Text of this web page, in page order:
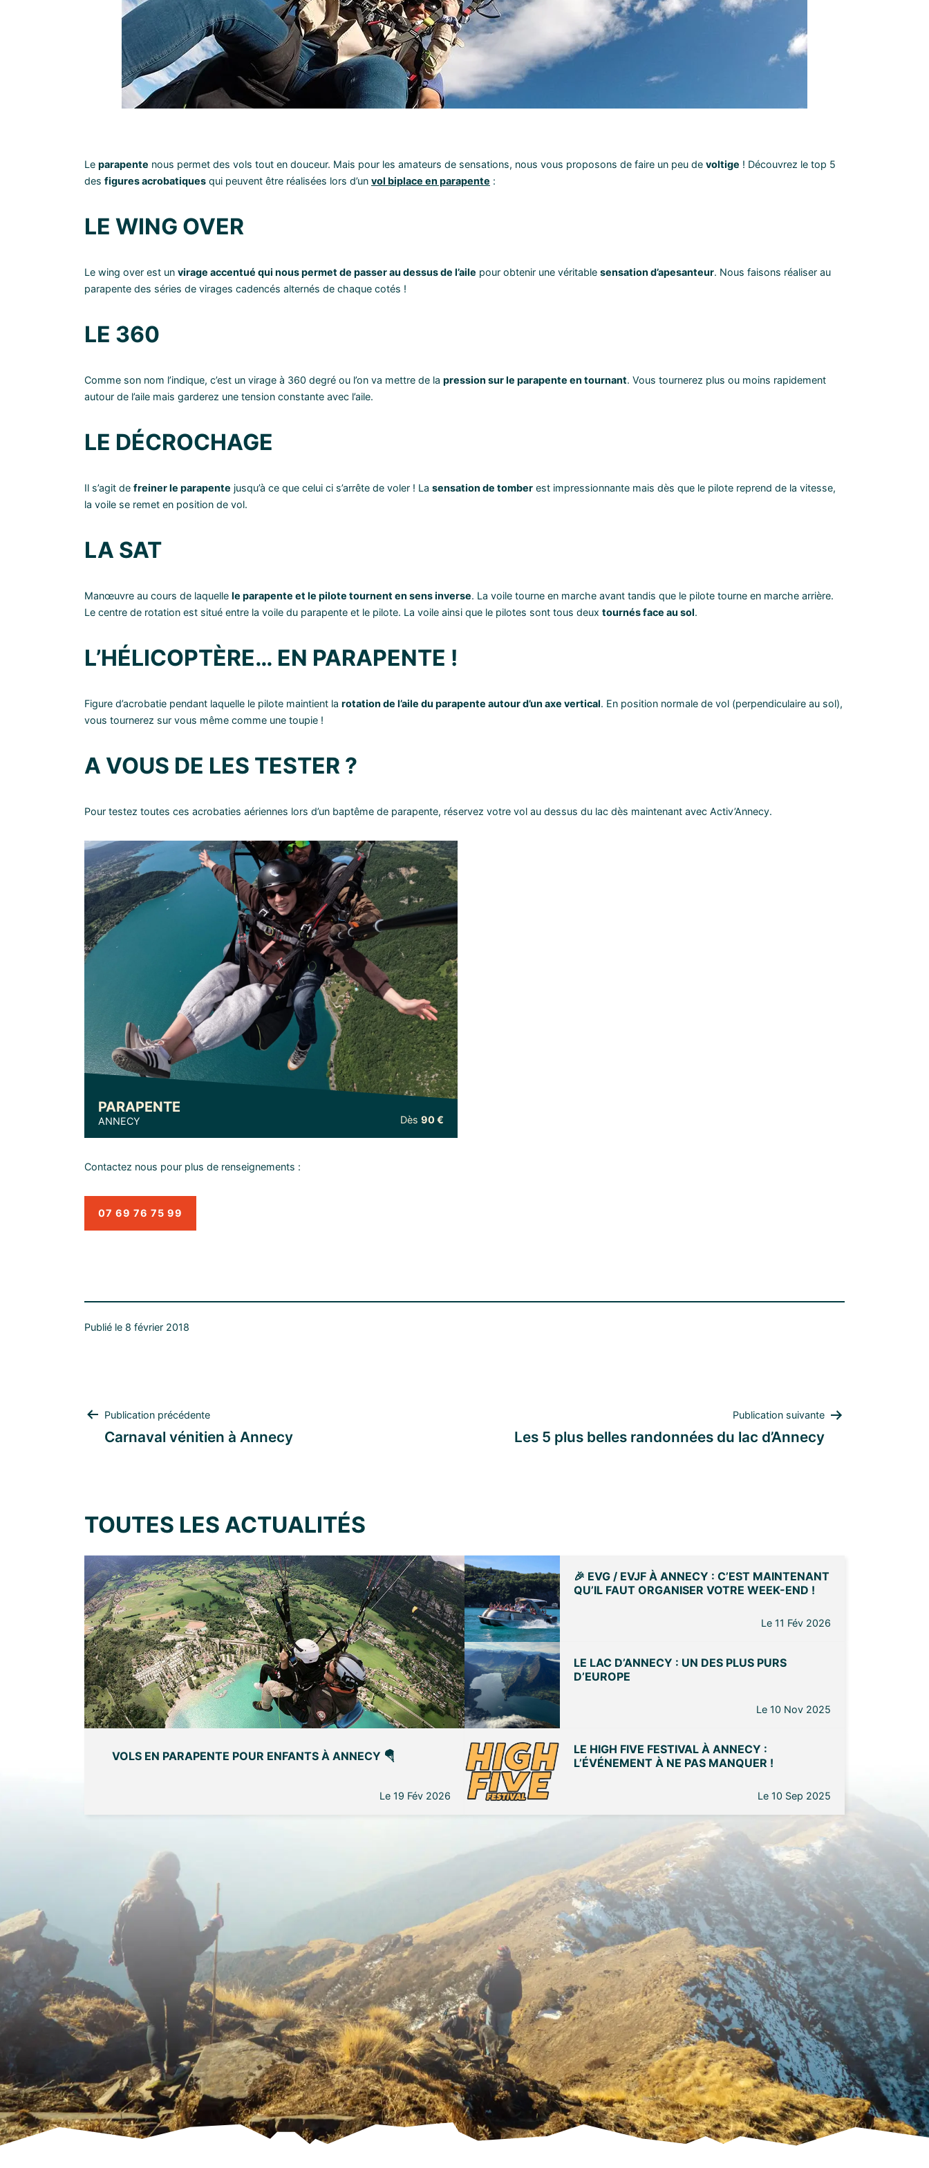
Le parapente nous permet des vols tout en douceur. Mais pour les amateurs de sensations, nous vous proposons de faire un peu de voltige ! Découvrez le top 5
des figures acrobatiques qui peuvent être réalisées lors d’un vol biplace en parapente :
LE WING OVER
Le wing over est un virage accentué qui nous permet de passer au dessus de l’aile pour obtenir une véritable sensation d’apesanteur. Nous faisons réaliser au
parapente des séries de virages cadencés alternés de chaque cotés !
LE 360
Comme son nom l’indique, c’est un virage à 360 degré ou l’on va mettre de la pression sur le parapente en tournant. Vous tournerez plus ou moins rapidement
autour de l’aile mais garderez une tension constante avec l’aile.
LE DÉCROCHAGE
Il s’agit de freiner le parapente jusqu’à ce que celui ci s’arrête de voler ! La sensation de tomber est impressionnante mais dès que le pilote reprend de la vitesse,
la voile se remet en position de vol.
LA SAT
Manœuvre au cours de laquelle le parapente et le pilote tournent en sens inverse. La voile tourne en marche avant tandis que le pilote tourne en marche arrière.
Le centre de rotation est situé entre la voile du parapente et le pilote. La voile ainsi que le pilotes sont tous deux tournés face au sol.
L’HÉLICOPTÈRE… EN PARAPENTE !
Figure d’acrobatie pendant laquelle le pilote maintient la rotation de l’aile du parapente autour d’un axe vertical. En position normale de vol (perpendiculaire au sol),
vous tournerez sur vous même comme une toupie !
A VOUS DE LES TESTER ?
Pour testez toutes ces acrobaties aériennes lors d’un baptême de parapente, réservez votre vol au dessus du lac dès maintenant avec Activ’Annecy.
PARAPENTE
ANNECY Dès 90 €
Contactez nous pour plus de renseignements :
07 69 76 75 99
Publié le 8 février 2018
NAVIGATION
Publication précédente
Carnaval vénitien à Annecy
Publication suivante
Les 5 plus belles randonnées du lac d’Annecy
TOUTES LES ACTUALITÉS
VOLS EN PARAPENTE POUR ENFANTS À ANNECY 🪂
Le 19 Fév 2026
🎉 EVG / EVJF À ANNECY : C’EST MAINTENANT
QU’IL FAUT ORGANISER VOTRE WEEK-END !
Le 11 Fév 2026
LE LAC D’ANNECY : UN DES PLUS PURS
D’EUROPE
Le 10 Nov 2025
LE HIGH FIVE FESTIVAL À ANNECY :
L’ÉVÉNEMENT À NE PAS MANQUER !
Le 10 Sep 2025